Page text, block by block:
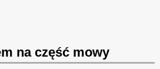
na część mowy